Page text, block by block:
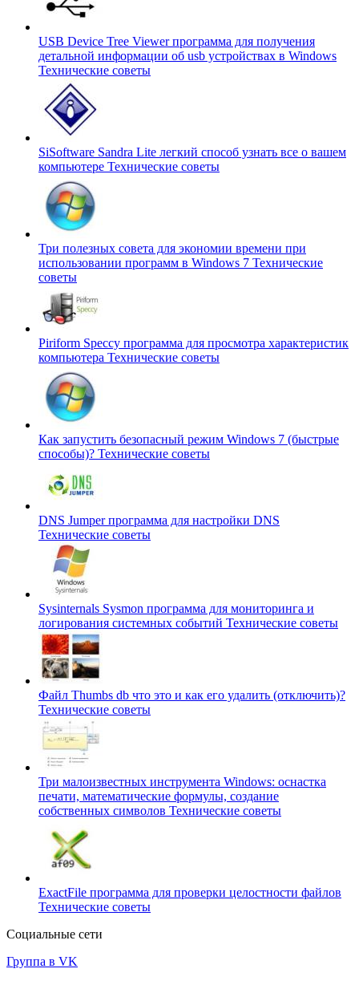
USB Device Tree Viewer программа для получения
детальной информации об usb устройствах в Windows
Технические советы
SiSoftware Sandra Lite легкий способ узнать все о вашем
компьютере Технические советы
Три полезных совета для экономии времени при
использовании программ в Windows 7 Технические
советы
Piriform Speccy программа для просмотра характеристик
компьютера Технические советы
Как запустить безопасный режим Windows 7 (быстрые
способы)? Технические советы
DNS Jumper программа для настройки DNS
Технические советы
Sysinternals Sysmon программа для мониторинга и
логирования системных событий Технические советы
Файл Thumbs db что это и как его удалить (отключить)?
Технические советы
Три малоизвестных инструмента Windows: оснастка
печати, математические формулы, создание
собственных символов Технические советы
ExactFile программа для проверки целостности файлов
Технические советы
Социальные сети
Группа в VK